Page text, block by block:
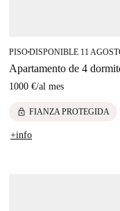
PISO■DISPONIBLE 11
Apartamento de 4
1000 €/al mes
lock FIANZA PROTEGIDA
+info